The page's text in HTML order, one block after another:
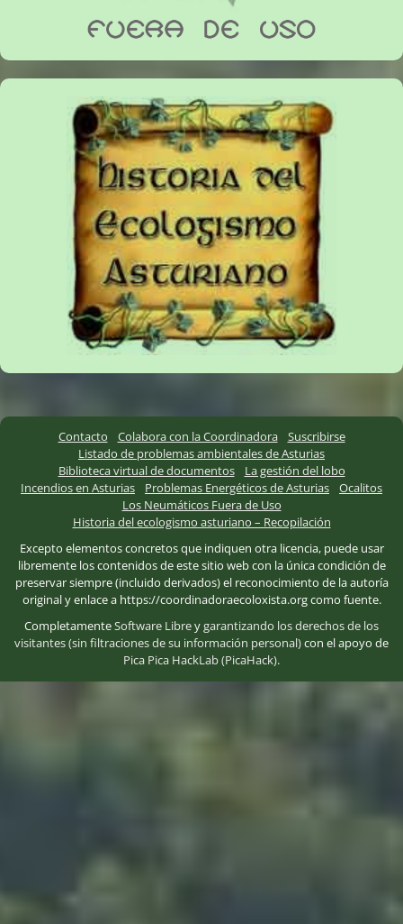
Contacto Colabora con la Coordinadora
Suscribirse
Listado de problemas ambientales de Asturias
Biblioteca virtual de documentos
La gestión del lobo
Incendios en Asturias
Problemas Energéticos de Asturias
Ocalitos
Los Neumáticos Fuera de Uso
Historia del ecologismo asturiano – Recopilación
Excepto elementos concretos que indiquen otra licencia, puede usar
libremente los contenidos de este sitio web con la única condición de
preservar siempre (incluido derivados) el reconocimiento de la autoría
original y enlace a https://coordinadoraecoloxista.org como fuente.
CompletamenteSoftware Libreygarantizando los derechos de los
visitantes (sin filtraciones de su información personal)con el apoyo de
Pica Pica HackLab (PicaHack).